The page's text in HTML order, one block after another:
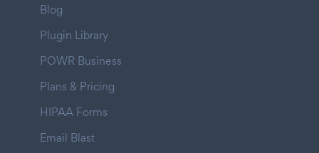
Blog
Plugin Library
POWR Business
Plans & Pricing
HIPAA Forms
Email Blast